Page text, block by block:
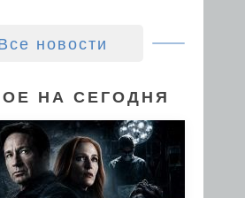
новости
НА СЕГОДНЯ